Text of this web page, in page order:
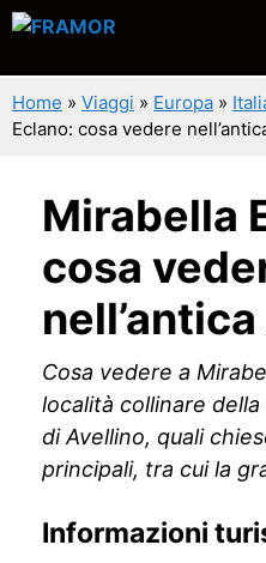
Vai
contenuto
Home » Viaggi » Europa »
Eclano: cosa vedere
Mirabella
cosa
Cosa vedere a
località collinare
di Avellino, quali
principali, tra cui la
Informazioni